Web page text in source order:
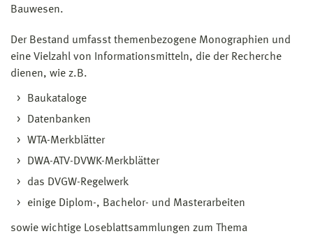
Bauwesen.
Der Bestand umfasst themenbezogene Monographien und
eine Vielzahl von Informationsmitteln, die der Recherche
dienen, wie z.B.
Baukataloge
Datenbanken
WTA-Merkblätter
DWA-ATV-DVWK-Merkblätter
das DVGW-Regelwerk
einige Diplom-, Bachelor- und Masterarbeiten
sowie wichtige Loseblattsammlungen zum Thema